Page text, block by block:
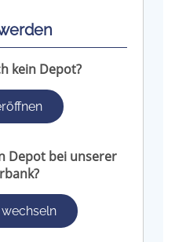
kein Depot?
Depot bei unserer